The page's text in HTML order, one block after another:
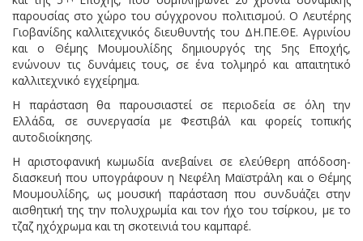
παρουσίας στο χώρο του σύγχρονου πολιτισμού. Ο Λευτέρης
Γιοβανίδης καλλιτεχνικός διευθυντής του ΔΗ.ΠΕ.ΘΕ. Αγρινίου
και ο Θέμης Μουμουλίδης δημιουργός της 5ης Εποχής,
ενώνουν τις δυνάμεις τους, σε ένα τολμηρό και απαιτητικό
καλλιτεχνικό εγχείρημα.
Η παράσταση θα παρουσιαστεί σε περιοδεία σε όλη την
Ελλάδα, σε συνεργασία με Φεστιβάλ και φορείς τοπικής
αυτοδιοίκησης.
Η αριστοφανική κωμωδία ανεβαίνει σε ελεύθερη απόδοση-
διασκευή που υπογράφουν η Νεφέλη Μαϊστράλη και ο Θέμης
Μουμουλίδης, ως μουσική παράσταση που συνδυάζει στην
αισθητική της την πολυχρωμία και τον ήχο του τσίρκου, με το
τζαζ ηχόχρωμα και τη σκοτεινιά του καμπαρέ.